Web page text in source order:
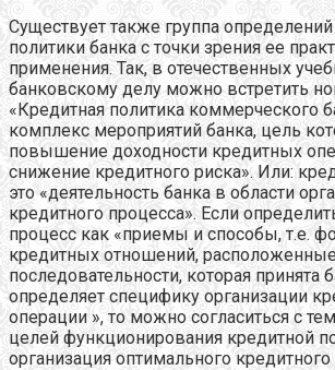
Существует также группа
политики банка с точки зрения ее
применения. Так, в отечественных
банковскому делу можно встретить
«Кредитная политика коммерческого
комплекс мероприятий банка, цель
повышение доходности кредитных
снижение кредитного риска». Или:
это «деятельность банка в области
кредитного процесса». Если
процесс как «приемы и способы, т.е.
кредитных отношений,
последовательности, которая принята
определяет специфику организации
операции », то можно согласиться с
целей функционирования кредитной
организация оптимального кредитного